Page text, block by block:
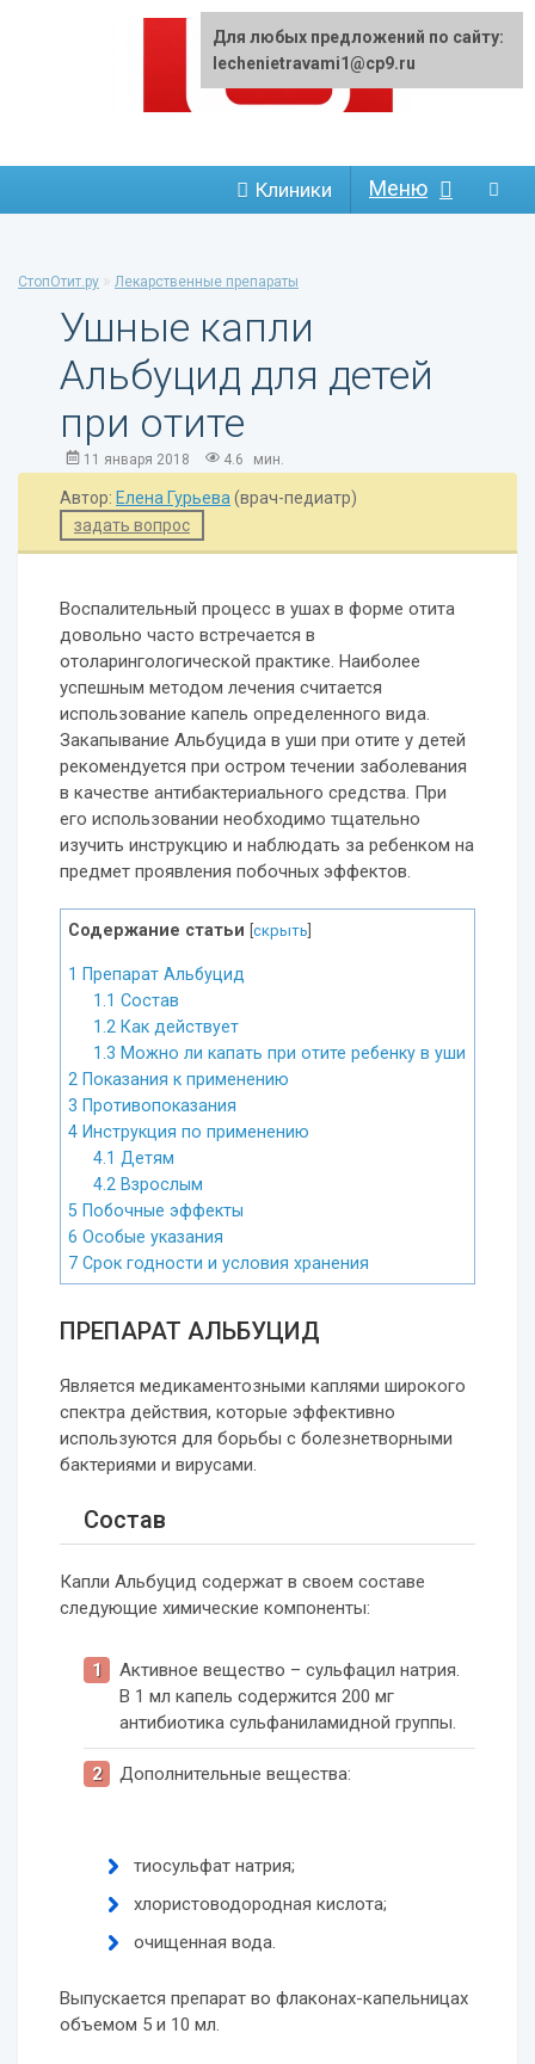
Меню
Клиники
СтопОтит.ру » Лекарственные препараты
Ушные капли
Альбуцид для детей
при отите
11 января 2018 4.6 мин.
Автор: Елена Гурьева (врач-педиатр)
задать вопрос
Воспалительный процесс в ушах в форме отита
довольно часто встречается в
отоларингологической практике. Наиболее
успешным методом лечения считается
использование капель определенного вида.
Закапывание Альбуцида в уши при отите у детей
рекомендуется при остром течении заболевания
в качестве антибактериального средства. При
его использовании необходимо тщательно
изучить инструкцию и наблюдать за ребенком на
предмет проявления побочных эффектов.
Содержание статьи скрыть
1 Препарат Альбуцид
1.1 Состав
1.2 Как действует
1.3 Можно ли капать при отите ребенку в уши
2 Показания к применению
3 Противопоказания
4 Инструкция по применению
4.1 Детям
4.2 Взрослым
5 Побочные эффекты
6 Особые указания
7 Срок годности и условия хранения
ПРЕПАРАТ АЛЬБУЦИД
Является медикаментозными каплями широкого
спектра действия, которые эффективно
используются для борьбы с болезнетворными
бактериями и вирусами.
Состав
Капли Альбуцид содержат в своем составе
следующие химические компоненты:
Активное вещество – сульфацил натрия.
В 1 мл капель содержится 200 мг
антибиотика сульфаниламидной группы.
Дополнительные вещества:
тиосульфат натрия;
хлористоводородная кислота;
очищенная вода.
Выпускается препарат во флаконах-капельницах
объемом 5 и 10 мл.
Для любых предложений по сайту:
lechenietravami1@cp9.ru